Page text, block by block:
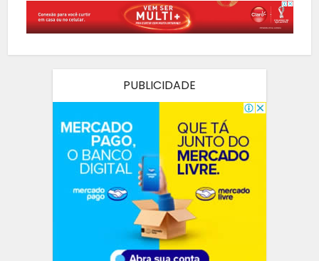
PUBLICIDADE